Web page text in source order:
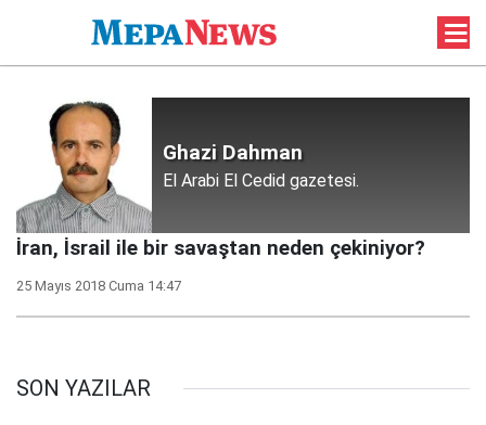
Ghazi Dahman
El Arabi El Cedid gazetesi.
İran, İsrail ile bir savaştan neden çekiniyor?
25 Mayıs 2018 Cuma 14:47
SON YAZILAR